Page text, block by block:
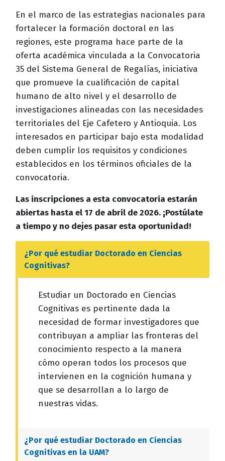
En el marco de las estrategias nacionales para
fortalecer la formación doctoral en las
regiones, este programa hace parte de la
oferta académica vinculada a la Convocatoria
35 del Sistema General de Regalías, iniciativa
que promueve la cualificación de capital
humano de alto nivel y el desarrollo de
investigaciones alineadas con las necesidades
territoriales del Eje Cafetero y Antioquia. Los
interesados en participar bajo esta modalidad
deben cumplir los requisitos y condiciones
establecidos en los términos oficiales de la
convocatoria.
Las inscripciones a esta convocatoria estarán
abiertas hasta el 17 de abril de 2026. ¡Postúlate
a tiempo y no dejes pasar esta oportunidad!
¿Por qué estudiar Doctorado en Ciencias
Cognitivas?
Estudiar un Doctorado en Ciencias
Cognitivas es pertinente dada la
necesidad de formar investigadores que
contribuyan a ampliar las fronteras del
conocimiento respecto a la manera
cómo operan todos los procesos que
intervienen en la cognición humana y
que se desarrollan a lo largo de
nuestras vidas.
¿Por qué estudiar Doctorado en Ciencias
Cognitivas en la UAM?